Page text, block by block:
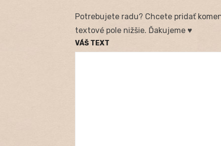
Potrebujete radu? Chcete pridať
textové pole nižšie. Ďakujeme ♥
VÁŠ TEXT